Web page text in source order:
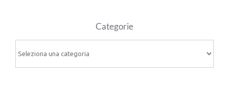
Categorie